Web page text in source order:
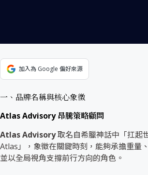
加入為 Google 偏好來源
一、品牌名稱與核心象徵
Atlas Advisory 昂騰策略顧問
Atlas Advisory取名自希臘神話中「扛起
Atlas」，象徵在關鍵時刻，能夠承擔重量
並以全局視角支撐前行方向的角色。